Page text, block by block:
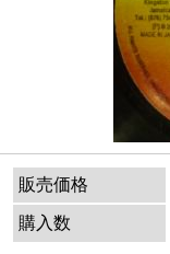
販売価格
購入数